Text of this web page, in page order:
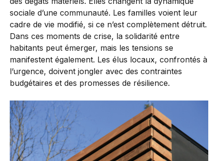
sociale d’une communauté. Les familles voient leur
cadre de vie modifié, si ce n’est complètement détruit.
Dans ces moments de crise, la solidarité entre
habitants peut émerger, mais les tensions se
manifestent également. Les élus locaux, confrontés à
l’urgence, doivent jongler avec des contraintes
budgétaires et des promesses de résilience.